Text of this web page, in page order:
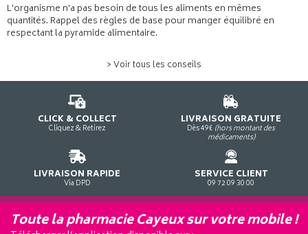
L'organisme n'a pas besoin de tous les aliments en mêmes
quantités. Rappel des règles de base pour manger équilibré en
respectant la pyramide alimentaire.
> Voir tous les conseils
CLICK & COLLECT
Cliquez & Retirez
LIVRAISON GRATUITE
Dès 49€ (hors montant des
médicaments)
LIVRAISON RAPIDE
Via DPD
SERVICE CLIENT
09 72 09 30 00
Toute la pharmacie Cayeux sur votre mobile !